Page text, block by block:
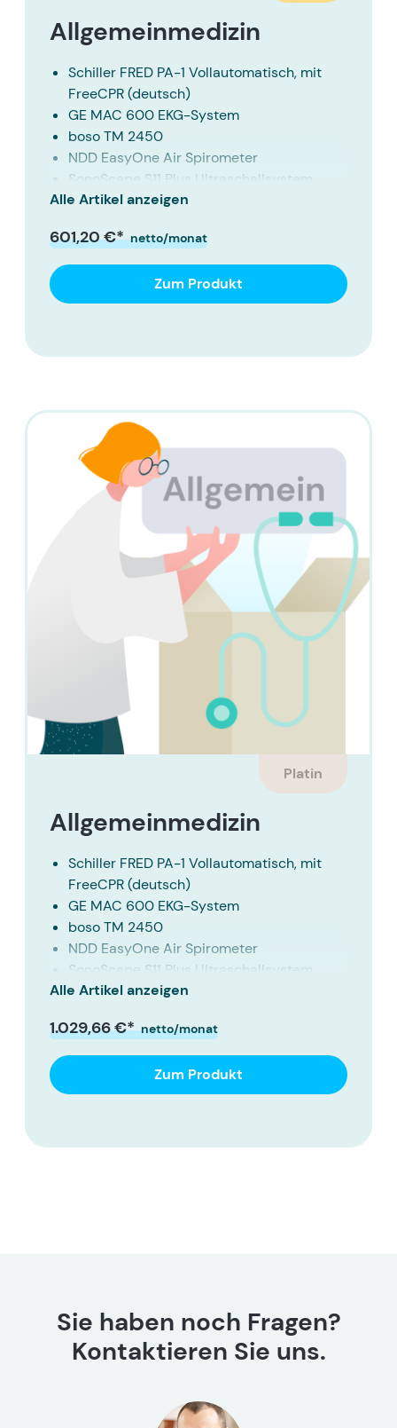
Allgemeinmedizin
Schiller FRED PA-1 Vollautomatisch, mit
FreeCPR (deutsch)
GE MAC 600 EKG-System
boso TM 2450
NDD EasyOne Air Spirometer
SonoScape S11 Plus Ultraschallsystem
ohne Akku
Bluetooth-Fingerpulsoximeter SB210 mit
Arteriosklerose-Erkennung
Hettich EBA 200 Kleinzentrifuge
6200 - Littmann Stem-Edition Cardiology
Alle Artikel anzeigen
601,20 €* netto/monat
Zum Produkt
Platin
Allgemeinmedizin
Schiller FRED PA-1 Vollautomatisch, mit
FreeCPR (deutsch)
GE MAC 600 EKG-System
boso TM 2450
NDD EasyOne Air Spirometer
SonoScape S11 Plus Ultraschallsystem
ohne Akku
Bluetooth-Fingerpulsoximeter SB210 mit
Arteriosklerose-Erkennung
Hettich EBA 200 Kleinzentrifuge
6200 - Littmann Stem-Edition Cardiology
Alle Artikel anzeigen
1.029,66 €* netto/monat
Zum Produkt
Sie haben noch Fragen?
Kontaktieren Sie uns.